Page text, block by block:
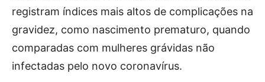
registram índices mais altos de complicações na
gravidez, como nascimento prematuro, quando
comparadas com mulheres grávidas não
infectadas pelo novo coronavírus.